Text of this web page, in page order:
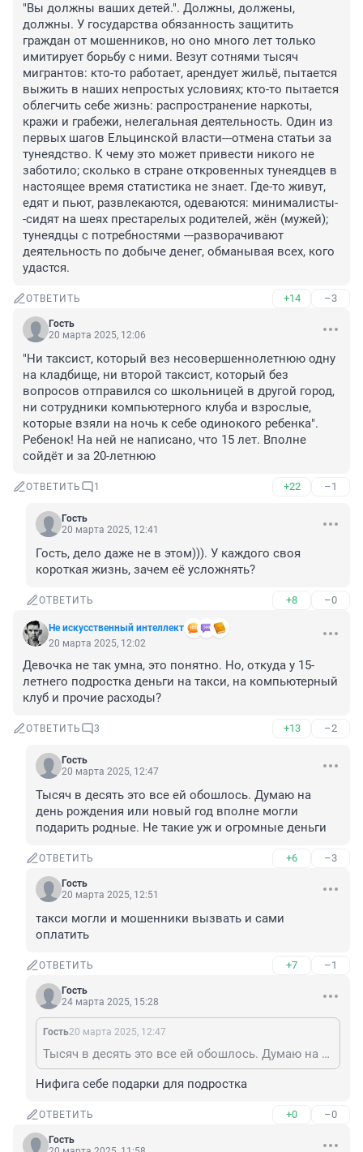
"Вы должны ваших детей.". Должны, должены,
должны. У государства обязанность защитить
граждан от мошенников, но оно много лет только
имитирует борьбу с ними. Везут сотнями тысяч
мигрантов: кто-то работает, арендует жильё, пытается
выжить в наших непростых условиях; кто-то пытается
облегчить себе жизнь: распространение наркоты,
кражи и грабежи, нелегальная деятельность. Один из
первых шагов Ельцинской власти---отмена статьи за
тунеядство. К чему это может привести никого не
заботило; сколько в стране откровенных тунеядцев в
настоящее время статистика не знает. Где-то живут,
едят и пьют, развлекаются, одеваются: минималисты-
-сидят на шеях престарелых родителей, жён (мужей);
тунеядцы с потребностями ---разворачивают
деятельность по добыче денег, обманывая всех, кого
удастся.
ОТВЕТИТЬ +14 –3
Гость
20 марта 2025, 12:06
"Ни таксист, который вез несовершеннолетнюю одну
на кладбище, ни второй таксист, который без
вопросов отправился со школьницей в другой город,
ни сотрудники компьютерного клуба и взрослые,
которые взяли на ночь к себе одинокого ребенка".
Ребенок! На ней не написано, что 15 лет. Вполне
сойдёт и за 20-летнюю
ОТВЕТИТЬ 1 +22 –1
Гость
20 марта 2025, 12:41
Гость, дело даже не в этом))). У каждого своя
короткая жизнь, зачем её усложнять?
ОТВЕТИТЬ +8 –0
Не искусственный интеллект
20 марта 2025, 12:02
Девочка не так умна, это понятно. Но, откуда у 15-
летнего подростка деньги на такси, на компьютерный
клуб и прочие расходы?
ОТВЕТИТЬ 3 +13 –2
Гость
20 марта 2025, 12:47
Тысяч в десять это все ей обошлось. Думаю на
день рождения или новый год вполне могли
подарить родные. Не такие уж и огромные деньги
ОТВЕТИТЬ +6 –3
Гость
20 марта 2025, 12:51
такси могли и мошенники вызвать и сами
оплатить
ОТВЕТИТЬ +7 –1
Гость
24 марта 2025, 15:28
Гость20 марта 2025, 12:47
Тысяч в десять это все ей обошлось. Думаю на день рождения или новый год вполне могли подарить родные. Не такие уж и огромные деньги
Нифига себе подарки для подростка
ОТВЕТИТЬ +0 –0
Гость